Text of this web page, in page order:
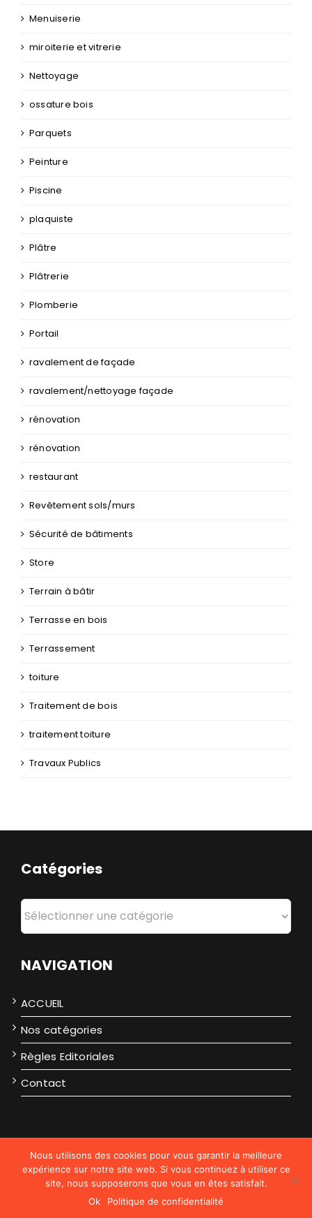
Menuiserie
miroiterie et vitrerie
Nettoyage
ossature bois
Parquets
Peinture
Piscine
plaquiste
Plâtre
Plâtrerie
Plomberie
Portail
ravalement de façade
ravalement/nettoyage façade
rénovation
rénovation
restaurant
Revêtement sols/murs
Sécurité de bâtiments
Store
Terrain à bâtir
Terrasse en bois
Terrassement
toiture
Traitement de bois
traitement toiture
Travaux Publics
Catégories
Catégories
NAVIGATION
ACCUEIL
Nos catégories
Règles Editoriales
Contact
2026
Politique de confidentialité
Plan de site
Nous utilisons des cookies pour vous garantir la meilleure
expérience sur notre site web. Si vous continuez à utiliser ce
site, nous supposerons que vous en êtes satisfait.
Ok
Politique de confidentialité